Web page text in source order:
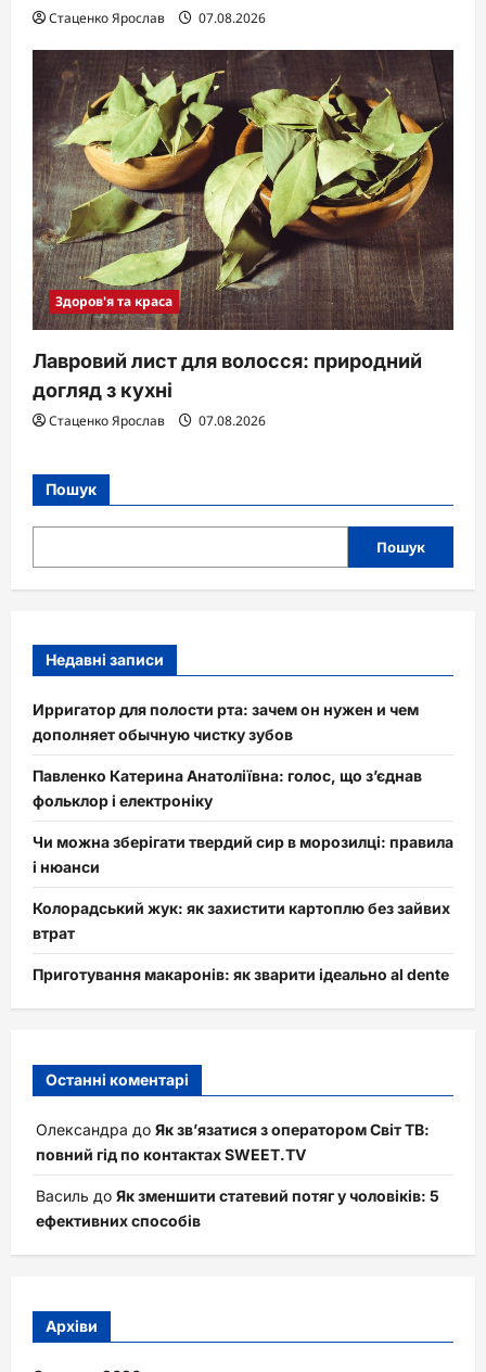
Стаценко Ярослав 07.08.2026
Здоров'я та краса
Лавровий лист для волосся: природний
догляд з кухні
Стаценко Ярослав 07.08.2026
Пошук
Пошук
Недавні записи
Ирригатор для полости рта: зачем он нужен и чем
дополняет обычную чистку зубов
Павленко Катерина Анатоліївна: голос, що з’єднав
фольклор і електроніку
Чи можна зберігати твердий сир в морозилці: правила
і нюанси
Колорадський жук: як захистити картоплю без зайвих
втрат
Приготування макаронів: як зварити ідеально al dente
Останні коментарі
Олександра до Як зв’язатися з оператором Світ ТВ:
повний гід по контактах SWEET.TV
Василь до Як зменшити статевий потяг у чоловіків: 5
ефективних способів
Архіви